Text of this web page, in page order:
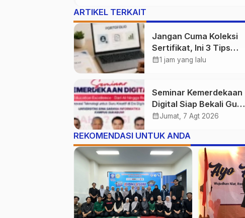
ARTIKEL TERKAIT
Jangan Cuma Koleksi
Sertifikat, Ini 3 Tips
Mahasiswa
Industri
calendar_month1 jam yang lalu
Seminar Kemerdekaan
Digital Siap Bekali Guru
dengan Wawasan AI
Digital
calendar_monthJumat, 7 Agt 2026
REKOMENDASI UNTUK ANDA